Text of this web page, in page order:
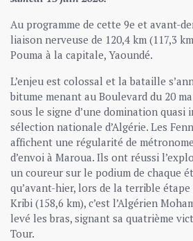
Au programme de cette 9e et avant-
liaison nerveuse de 120,4 km (117,3
Pouma à la capitale, Yaoundé.
L’enjeu est colossal et la bataille
bitume menant au Boulevard du 20
sous le signe d’une domination quasi
sélection nationale d’Algérie. Les
affichent une régularité de
d’envoi à Maroua. Ils ont réussi
un coureur sur le podium de chaque
qu’avant-hier, lors de la terrible
Kribi (158,6 km), c’est l’Algérien
levé les bras, signant sa quatrième
Tour.